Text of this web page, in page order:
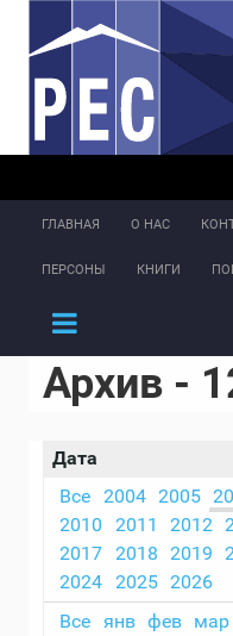
Перейти к основному
ГЛАВНАЯ О НАС
ПЕРСОНЫ КНИГИ
Архив -
Дата
Все
2004 2005
2010
2011 2012
2017
2018 2019
2024
2025
2026
Все янв фев мар